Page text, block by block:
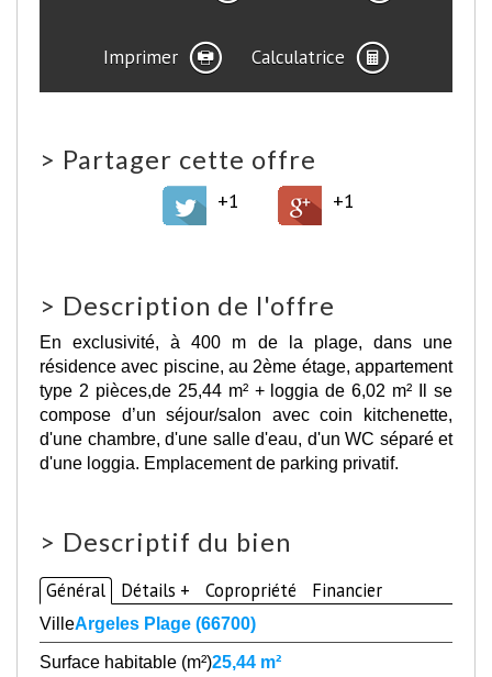
Imprimer Calculatrice
> Partager cette offre
+1 +1
> Description de l'offre
En exclusivité, à 400 m de la plage, dans une
résidence avec piscine, au 2ème étage, appartement
type 2 pièces,de 25,44 m² + loggia de 6,02 m² Il se
compose d’un séjour/salon avec coin kitchenette,
d'une chambre, d'une salle d'eau, d'un WC séparé et
d'une loggia. Emplacement de parking privatif.
> Descriptif du bien
Général Détails + Copropriété Financier
VilleArgeles Plage (66700)
Surface habitable (m²)25,44 m²